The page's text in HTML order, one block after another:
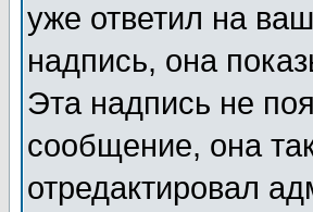
уже ответил на
надпись, она
Эта надпись не
сообщение, она
отредактировал